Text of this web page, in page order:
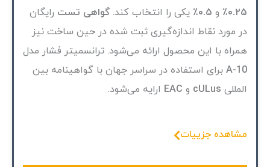
۰.۲۵٪
و ۰.۵٪ یکی را انتخاب کند. گواهی تست رایگان
در مورد نقاط اندازه‌گیری ثبت شده در حین ساخت نیز
همراه با این محصول ارائه می‌شود. ترانسمیتر فشار مدل
A-10 برای استفاده در سراسر جهان با گواهینامه بین
المللی cULus و EAC ارایه می‌شود.
مشاهده جزییات